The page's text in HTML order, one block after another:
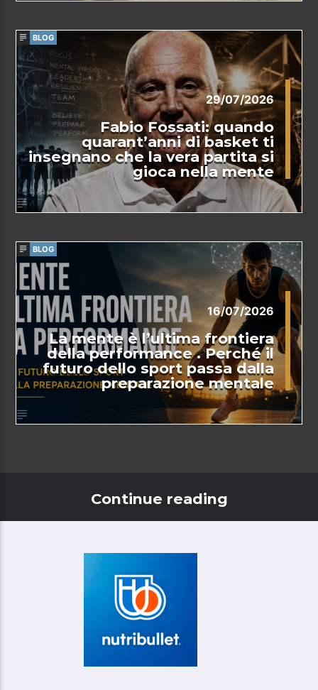
BLOG
29/07/2026
Fabio Fossati: quando
quarant’anni di basket ti
insegnano che la vera partita si
gioca nella mente
BLOG
16/07/2026
La mente è l’ultima frontiera
della performance . Perché il
futuro dello sport passa dalla
preparazione mentale
Continue reading